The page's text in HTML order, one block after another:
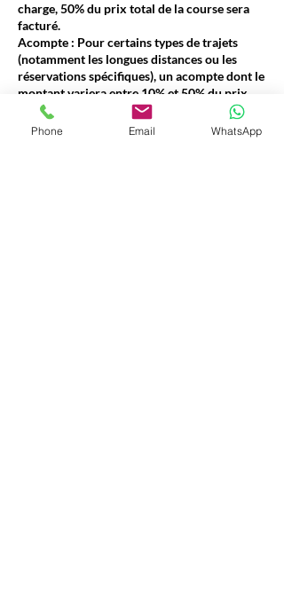
charge, 50% du prix total de la course sera
facturé.
Acompte : Pour certains types de trajets
(notamment les longues distances ou les
réservations spécifiques), un acompte dont le
montant variera entre 10% et 50% du prix
total pourra être exigé au moment de la
réservation. Le montant de l'acompte vous
Phone Email WhatsApp